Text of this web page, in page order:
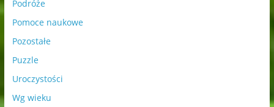
Podróże
Pomoce naukowe
Pozostałe
Puzzle
Uroczystości
Wg wieku